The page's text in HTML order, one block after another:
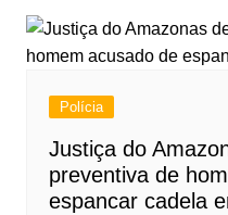
Polícia
Justiça do
preventiva de
espancar cadela